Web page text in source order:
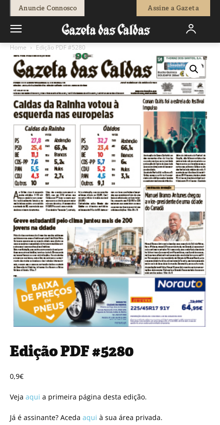
Anuncie Connosco Assine a Gazeta
Home Edição PDF #5280
Edição PDF #5280
0,9€
Veja aqui a primeira página desta edição.
Já é assinante? Aceda aqui à sua área privada.